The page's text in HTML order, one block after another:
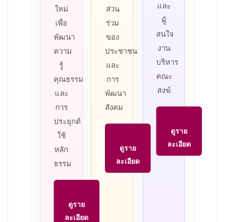
ใหม่
เพื่อ
พัฒนา
ความ
รู้
คุณธรรม
และ
การ
ประยุกต์
ใช้
หลัก
ธรรม
ดูราย
ละเอียด
ส่วน
ร่วม
ของ
ประชาชน
และ
การ
พัฒนา
สังคม
ดูราย
ละเอียด
และ
ผู้
สนใจ
งาน
บริหาร
คณะ
สงฆ์
ดูราย
ละเอียด